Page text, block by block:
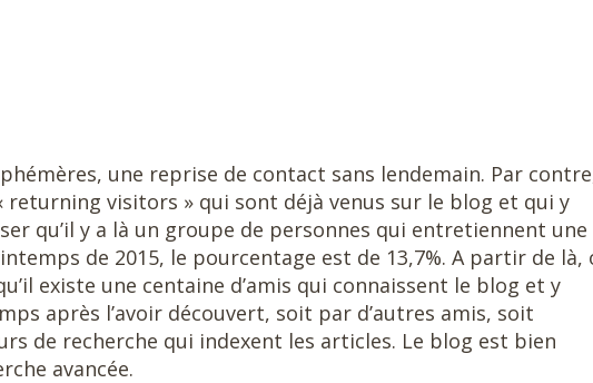
une reprise de contact sans lendemain. Par
visitors » qui sont déjà venus sur le blog et qui y
qu’il y a là un groupe de personnes qui entretiennent une
de 2015, le pourcentage est de 13,7%. A partir de là,
existe une centaine d’amis qui connaissent le blog et y
après l’avoir découvert, soit par d’autres amis, soit
de recherche qui indexent les articles. Le blog est bien
avancée.